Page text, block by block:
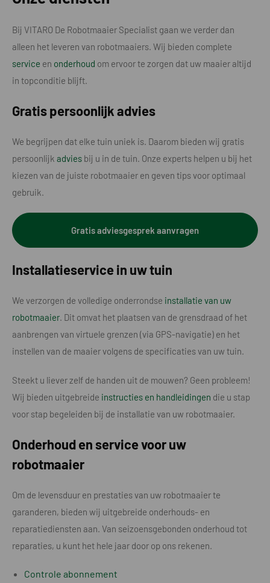
Bij VITARO De Robotmaaier Specialist gaan we verder dan
alleen het leveren van robotmaaiers. Wij bieden complete
service en onderhoud om ervoor te zorgen dat uw maaier altijd
in topconditie blijft.
Gratis persoonlijk advies
We begrijpen dat elke tuin uniek is. Daarom bieden wij gratis
persoonlijk advies bij u in de tuin. Onze experts helpen u bij het
kiezen van de juiste robotmaaier en geven tips voor optimaal
gebruik.
Gratis adviesgesprek aanvragen
Installatieservice in uw tuin
We verzorgen de volledige onderrondse installatie van uw
robotmaaier. Dit omvat het plaatsen van de grensdraad of het
aanbrengen van virtuele grenzen (via GPS-navigatie) en het
instellen van de maaier volgens de specificaties van uw tuin.
Steekt u liever zelf de handen uit de mouwen? Geen probleem!
Wij bieden uitgebreide instructies en handleidingen die u stap
voor stap begeleiden bij de installatie van uw robotmaaier.
Onderhoud en service voor uw
robotmaaier
Om de levensduur en prestaties van uw robotmaaier te
garanderen, bieden wij uitgebreide onderhouds- en
reparatiediensten aan. Van seizoensgebonden onderhoud tot
reparaties, u kunt het hele jaar door op ons rekenen.
Controle abonnement